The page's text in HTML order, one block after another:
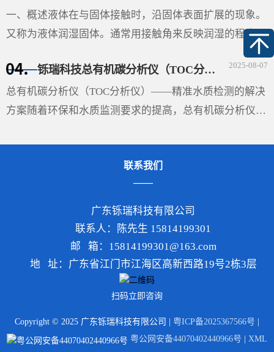
设备的···
一、概述液体在与固体接触时，沿固体表面扩展的现象。
又称为液体润湿固体。通常用接触角来反映润湿的程度。
在液、固和气三相的交界处作液体表面的切线与固体表面
的切线（如图），两切线通过液体内部所成的夹角θ即称
···
2025-08-07
铄瑞科技总有机碳分析仪（TOC分析仪）——精准水质检测的解决方案
总有机碳分析仪（TOC分析仪）——精准水质检测的解决
方案随着环保和水质监测要求的提高，总有机碳分析仪
保、制药、食品和水处理领域，具有重要的应用价值。
联系我们
广东铄瑞科技有限公司
联系人：陈先生 15814199301
邮 箱：15814199301@163.com
地 址：广东省江门市江海区高新西路19号2栋3层
扫码立即咨询
Copyright © 2025 广东铄瑞科技有限公司 | 粤ICP备2025367566号
粤公网安备44070402440966号
XML